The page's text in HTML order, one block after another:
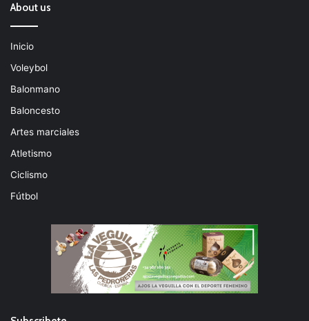
About us
Inicio
Voleybol
Balonmano
Baloncesto
Artes marciales
Atletismo
Ciclismo
Fútbol